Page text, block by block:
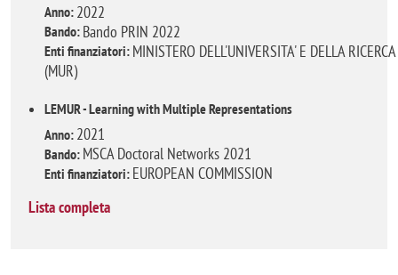
Anno: 2022
Bando: Bando PRIN 2022
Enti finanziatori: MINISTERO DELL'UNIVERSITA' E DELLA RICERCA
(MUR)
LEMUR - Learning with Multiple Representations
Anno: 2021
Bando: MSCA Doctoral Networks 2021
Enti finanziatori: EUROPEAN COMMISSION
Lista completa